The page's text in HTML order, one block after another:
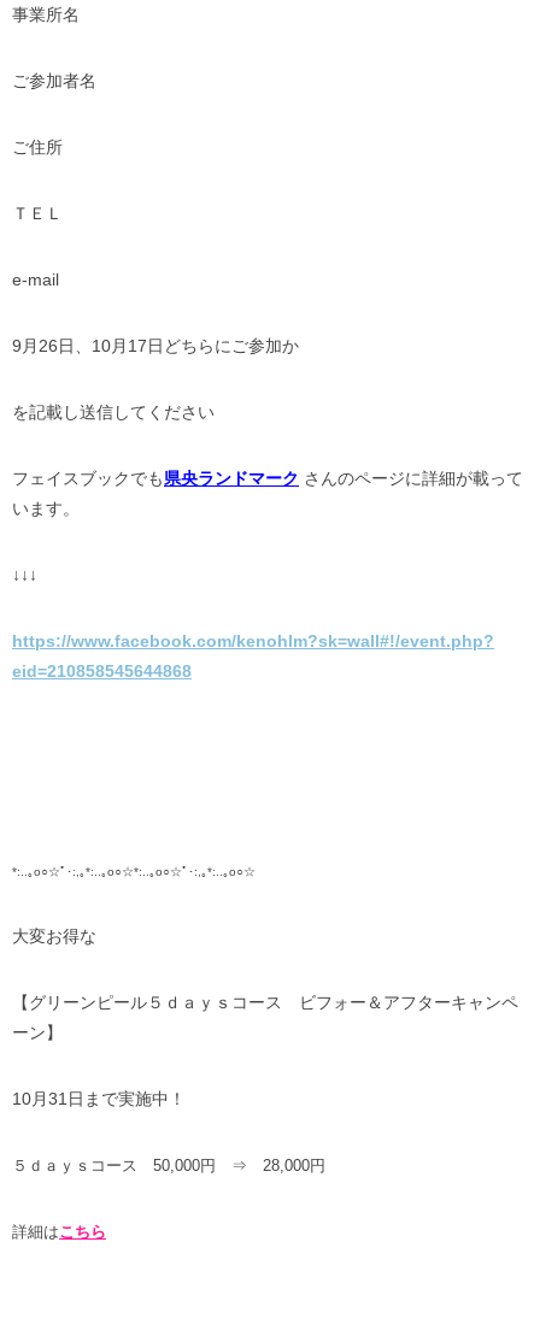
事業所名
ご参加者名
ご住所
ＴＥＬ
e-mail
9月26日、10月17日どちらにご参加か
を記載し送信してください
フェイスブックでも県央ランドマーク さんのページに詳細が載って
います。
↓↓↓
https://www.facebook.com/kenohlm?sk=wall#!/event.php?
eid=210858545644868
*:..｡o○☆ﾟ･:,｡*:..｡o○☆*:..｡o○☆ﾟ･:,｡*:..｡o○☆
大変お得な
【グリーンピール５ｄａｙｓコース ビフォー＆アフターキャンペ
ーン】
10月31日まで実施中！
５ｄａｙｓコース 50,000円 ⇒ 28,000円
詳細はこちら